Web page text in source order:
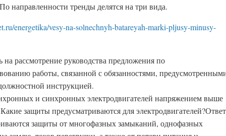
направленности тренды делятся на три вида.
energetika/vesy-na-solnechnyh-batareyah-marki-pljusy-minusy-
на рассмотрение руководства предложения по
работы, связанной с обязанностями,
инструкцией.
и синхронных электродвигателей напряжением выше
защиты предусматриваются для
защиты от многофазных замыканий, однофазных